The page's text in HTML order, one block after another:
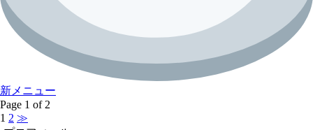
新メニュー
Page 1 of 2
1 2 ≫